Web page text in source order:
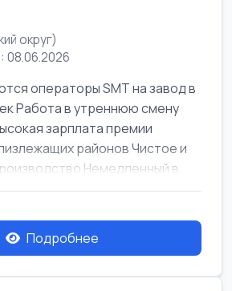
округ)
08.06.2026
операторы SMT на завод в
Работа в утреннюю смену
зарплата премии
районов Чистое и
Немедленный в...
Подробнее